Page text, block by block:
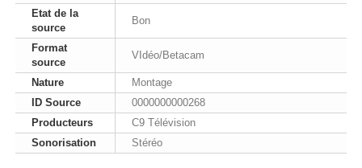
Etat de la
source
Bon
Format
source
VIdéo/Betacam
Nature
Montage
ID Source
0000000000268
Producteurs
C9 Télévision
Sonorisation
Stéréo